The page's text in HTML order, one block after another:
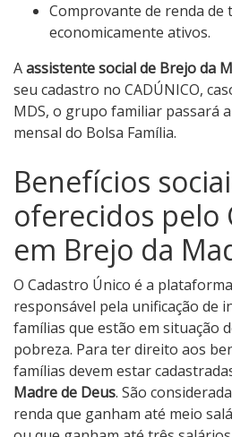
Comprovante de renda de
economicamente ativos.
Aassistente social de Brejo da
seu cadastro no CADÚNICO,
MDS, o grupo familiar passará
mensal do Bolsa Família.
Benefícios
oferecidos pelo
em Brejo da
O Cadastro Único é a
responsável pela unificação de
famílias que estão em situação
pobreza. Para ter direito aos
famílias devem estar
Madre de Deus. São
renda que ganham até meio